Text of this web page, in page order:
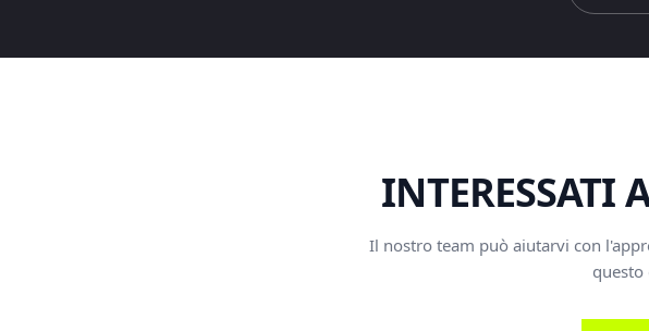
INTERESSATI
Il nostro team può aiutarvi con